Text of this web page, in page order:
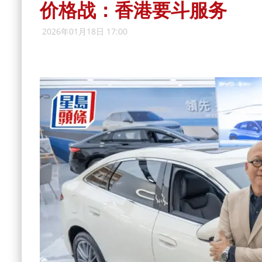
价格战：香港要斗服务
2026年01月18日 17:00